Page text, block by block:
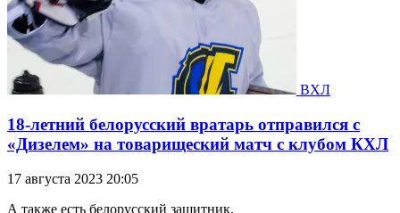
ВХЛ
18-летний белорусский вратарь отправился с
«Дизелем» на товарищеский матч с клубом КХЛ
17 августа 2023 20:05
А также есть белорусский защитник.